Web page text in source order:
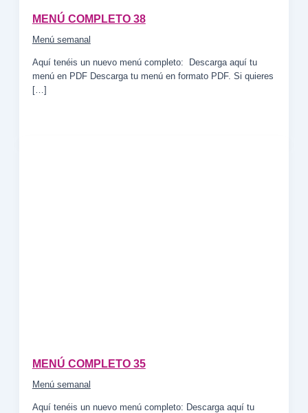
MENÚ COMPLETO 38
Menú semanal
Aquí tenéis un nuevo menú completo: Descarga aquí tu
menú en PDF Descarga tu menú en formato PDF. Si quieres
[…]
MENÚ COMPLETO 35
Menú semanal
Aquí tenéis un nuevo menú completo: Descarga aquí tu